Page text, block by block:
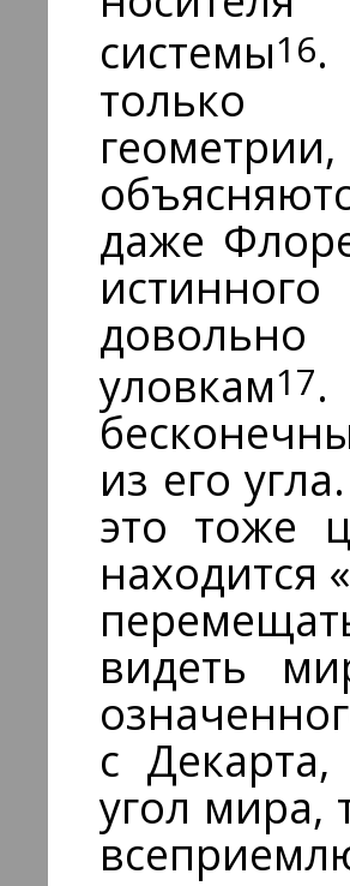
системы16.
только
даже
довольно
уловкам17.
из его
это тоже
находится
видеть
с
угол мира,